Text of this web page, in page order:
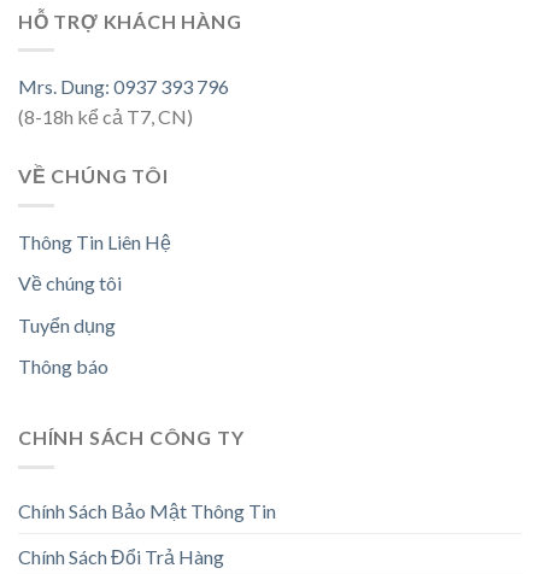
HỖ TRỢ KHÁCH HÀNG
Mrs. Dung: 0937 393 796
(8-18h kể cả T7, CN)
VỀ CHÚNG TÔI
Thông Tin Liên Hệ
Về chúng tôi
Tuyển dụng
Thông báo
CHÍNH SÁCH CÔNG TY
Chính Sách Bảo Mật Thông Tin
Chính Sách Đổi Trả Hàng